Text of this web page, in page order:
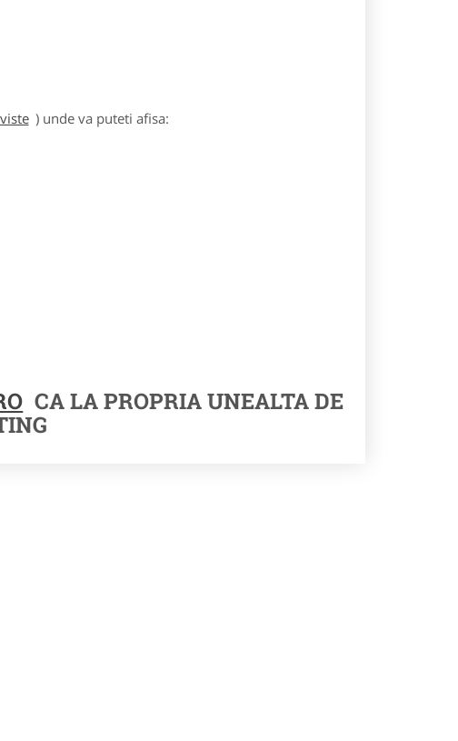
) unde va puteti afisa:
CA LA PROPRIA UNEALTA DE